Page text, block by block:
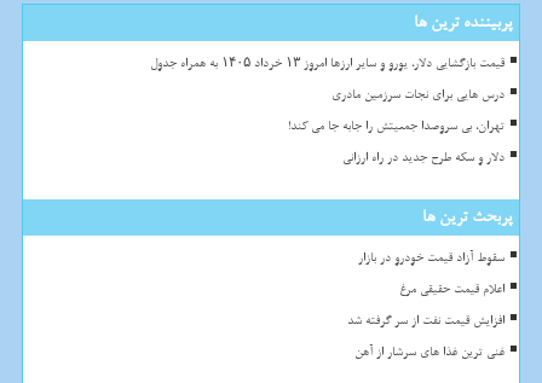
پربیننده ترین ها
قیمت بازگشایی دلار، یورو و سایر ارزها امروز ۱۳ خرداد ۱۴۰۵ به همراه جدول
درس هایی برای نجات سرزمین مادری
تهران، بی سروصدا جمعیتش را جابه جا می کند!
دلار و سکه طرح جدید در راه ارزانی
پربحث ترین ها
سقوط آزاد قیمت خودرو در بازار
اعلام قیمت حقیقی مرغ
افزایش قیمت نفت از سر گرفته شد
غنی ترین غذا های سرشار از آهن